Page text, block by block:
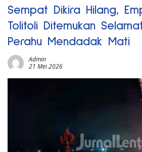
Sempat Dikira Hilang,
Tolitoli Ditemukan
Perahu Mendadak Mati
Admin
21 Mei 2026